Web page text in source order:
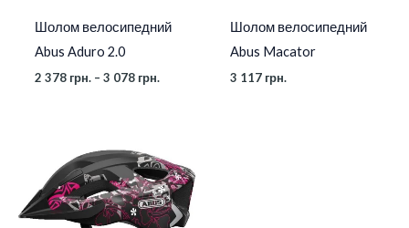
Шолом велосипедний
Abus Aduro 2.0
2 378 грн. – 3 078 грн.
Шолом велосипедний
Abus Macator
3 117 грн.